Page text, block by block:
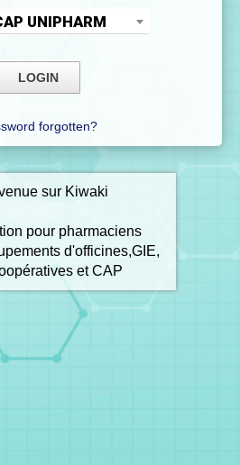
UNIPHARM
forgotten?
sur Kiwaki
pour pharmaciens
d'officines,GIE,
et CAP